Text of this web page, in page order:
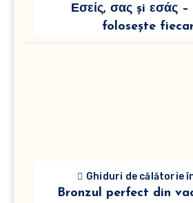
Εσείς, σας și εσάς
folosește
Ghiduri de călătorie
Bronzul perfect din